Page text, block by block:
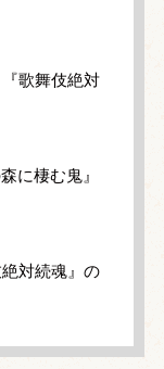
歌舞伎絶対
に棲む鬼』
対続魂』の